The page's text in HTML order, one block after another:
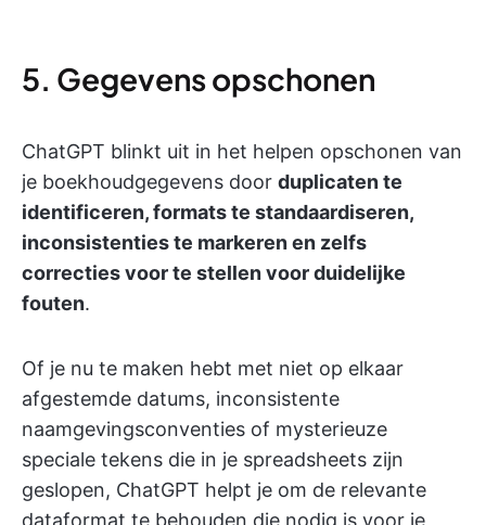
5. Gegevens opschonen
ChatGPT blinkt uit in het helpen opschonen van
je boekhoudgegevens door duplicaten te
identificeren, formats te standaardiseren,
inconsistenties te markeren en zelfs
correcties voor te stellen voor duidelijke
fouten.
Of je nu te maken hebt met niet op elkaar
afgestemde datums, inconsistente
naamgevingsconventies of mysterieuze
speciale tekens die in je spreadsheets zijn
geslopen, ChatGPT helpt je om de relevante